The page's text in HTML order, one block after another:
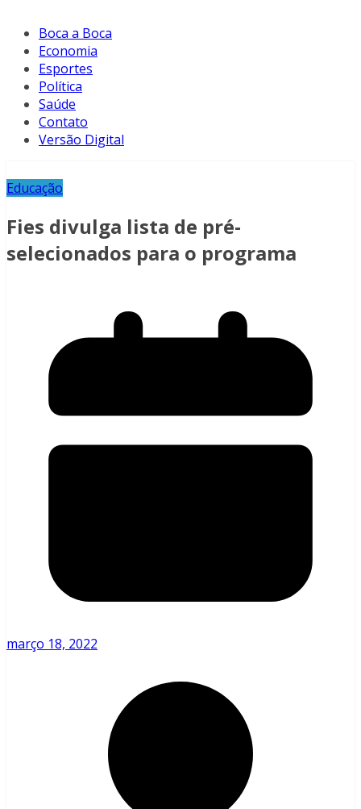
Boca a Boca
Economia
Esportes
Política
Saúde
Contato
Versão Digital
Educação
Fies divulga lista de pré-
selecionados para o programa
março 18, 2022